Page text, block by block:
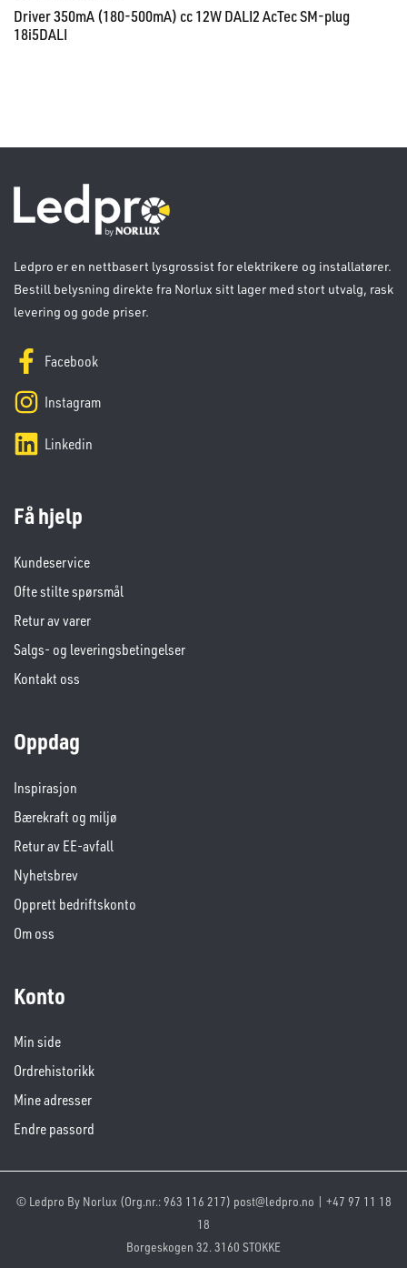
Driver 350mA (180-500mA) cc 12W DALI2 AcTec SM-plug
18i5DALI
Ledpro er en nettbasert lysgrossist for elektrikere og installatører.
Bestill belysning direkte fra Norlux sitt lager med stort utvalg, rask
levering og gode priser.
Facebook
Instagram
Linkedin
Få hjelp
Kundeservice
Ofte stilte spørsmål
Retur av varer
Salgs- og leveringsbetingelser
Kontakt oss
Oppdag
Inspirasjon
Bærekraft og miljø
Retur av EE-avfall
Nyhetsbrev
Opprett bedriftskonto
Om oss
Konto
Min side
Ordrehistorikk
Mine adresser
Endre passord
© Ledpro By Norlux (Org.nr.: 963 116 217) post@ledpro.no | +47 97 11 18
18
Borgeskogen 32. 3160 STOKKE